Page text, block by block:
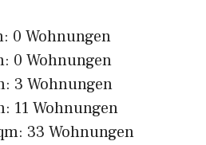
0 Wohnungen
0 Wohnungen
3 Wohnungen
11 Wohnungen
33 Wohnungen